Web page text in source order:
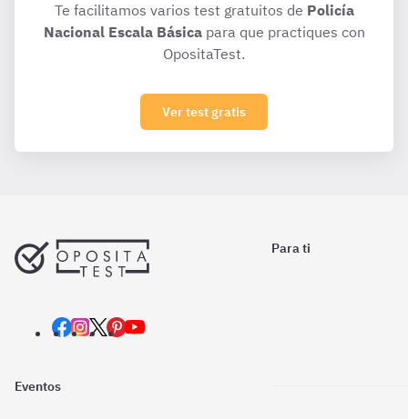
Te facilitamos varios test gratuitos de Policía
Nacional Escala Básicapara que practiques con
OpositaTest.
Ver test gratis
Para ti
Eventos